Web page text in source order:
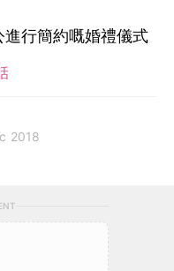
行簡約嘅婚禮儀式
2018